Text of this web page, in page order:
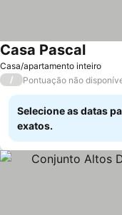
Casa/apartamento inteiro
Casa Pascal
/ Pontuação não
Selecione as datas
exatos.